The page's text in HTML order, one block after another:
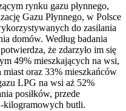
rynku gazu płynnego,
Gazu Płynnego, w Polsce
do zasilania
domów. Według badania
że zdarzyło im się
49% mieszkających na wsi,
oraz 33% mieszkańców
LPG na wsi aż 52%
posiłków, przede
kilogramowych butli.